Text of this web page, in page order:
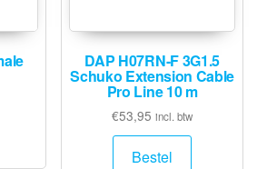
DAP H07RN-F 3G1.5
Schuko Extension Cable
Pro Line 10 m
€53,95 incl. btw
Bestel